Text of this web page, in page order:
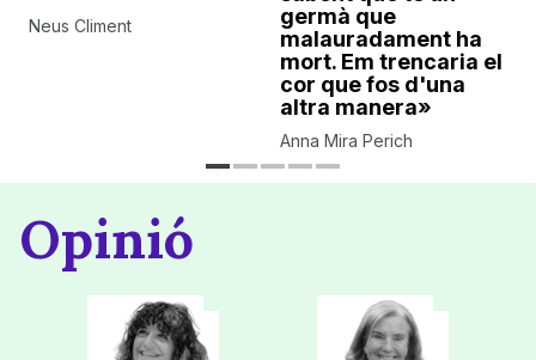
Neus Climent
germà que
malauradament ha
mort. Em trencaria el
cor que fos d'una
altra manera»
Anna Mira Perich
Opinió